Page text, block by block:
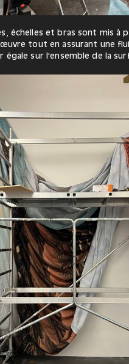
échelles et bras sont mis à
tout en assurant une
égale sur l'ensemble de la